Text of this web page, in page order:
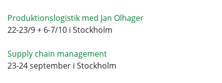
Produktionslogistik med Jan Olhager
22-23/9 + 6-7/10 i Stockholm
Supply chain management
23-24 september i Stockholm